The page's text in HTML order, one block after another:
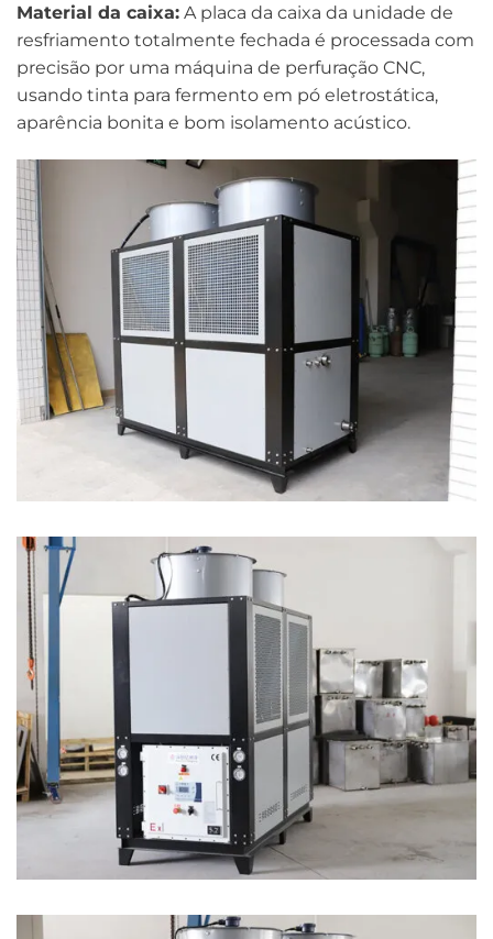
Material da caixa: A placa da caixa da unidade de
resfriamento totalmente fechada é processada com
precisão por uma máquina de perfuração CNC,
usando tinta para fermento em pó eletrostática,
aparência bonita e bom isolamento acústico.